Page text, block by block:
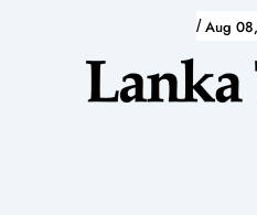
/ Aug